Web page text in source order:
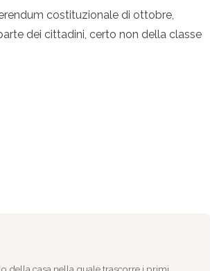
costituzionale di ottobre,
dei cittadini, certo non della classe
della casa nella quale trascorre i primi